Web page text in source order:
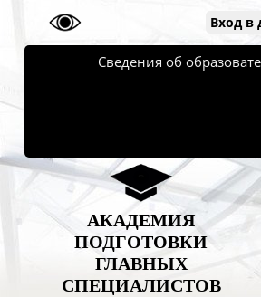
Вход в
Сведения об
АКАДЕМИЯ
ПОДГОТОВКИ
ГЛАВНЫХ
СПЕЦИАЛИСТОВ